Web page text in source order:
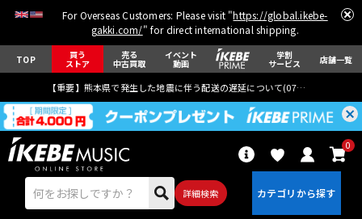
For Overseas Customers: Please visit "https://global.ikebe-
gakki.com/" for direct international shipping.
TOP 買う
ストア
売る
中古買取
イベント
動画
学割
サービス 店舗一覧
【重要】熊本県で発生した地震に伴う配送の遅延について(07月29日
詳細検索
0